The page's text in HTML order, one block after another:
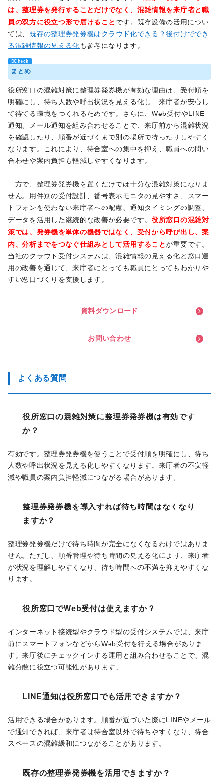
は、整理券を発行することだけでなく、混雑情報を来庁者と職
員の双方に役立つ形で届けること です。既存設備の活用につい
ては、 既存の整理券発券機はクラウド化できる？後付けででき
る混雑情報の見える化 も参考になります。
まとめ
役所窓口の混雑対策に整理券発券機が有効な理由は、受付順を
明確にし、待ち人数や呼出状況を見える化し、来庁者が安心し
て待てる環境をつくれるためです。さらに、Web受付やLINE
通知、メール通知を組み合わせることで、来庁前から混雑状況
を確認したり、順番が近づくまで別の場所で待ったりしやすく
なります。これにより、待合室への集中を抑え、職員への問い
合わせや案内負担も軽減しやすくなります。
一方で、整理券発券機を置くだけでは十分な混雑対策になりま
せん。用件別の受付設計、番号表示モニタの見やすさ、スマー
トフォンを使わない来庁者への配慮、通知タイミングの調整、
データを活用した継続的な改善が必要です。 役所窓口の混雑対
策では、発券機を単体の機器ではなく、受付から呼び出し、案
内、分析までをつなぐ仕組みとして活用することが重要です。
当社のクラウド受付システムは、混雑情報の見える化と窓口運
用の改善を通じて、来庁者にとっても職員にとってもわかりや
すい窓口づくりを支援します。
資料ダウ ン ロ ー ド
お 問 い合わせ
よくある質問
役所窓口の混雑対策に整理券発券機は有効です
か？
有効です。整理券発券機を使うことで受付順を明確にし、待ち
人数や呼出状況を見える化しやすくなります。来庁者の不安軽
減や職員の案内負担軽減につながる場合があります。
整理券発券機を導入すれば待ち時間はなくなり
ますか？
整理券発券機だけで待ち時間が完全になくなるわけではありま
せん。ただし、順番管理や待ち時間の見える化により、来庁者
が状況を理解しやすくなり、待ち時間への不満を抑えやすくな
ります。
役所窓口でWeb受付は使えますか？
インターネット接続型やクラウド型の受付システムでは、来庁
前にスマートフォンなどからWeb受付を行える場合がありま
す。来庁後にチェックインする運用と組み合わせることで、混
雑分散に役立つ可能性があります。
LINE通知は役所窓口でも活用できますか？
活用できる場合があります。順番が近づいた際にLINEやメール
で通知できれば、来庁者は待合室以外で待ちやすくなり、待合
スペースの混雑緩和につながることがあります。
既存の整理券発券機を活用できますか？